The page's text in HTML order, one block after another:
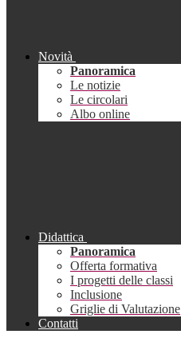
Novità
Panoramica
Le notizie
Le circolari
Albo online
Didattica
Panoramica
Offerta formativa
I progetti delle classi
Inclusione
Griglie di Valutazione
Contatti